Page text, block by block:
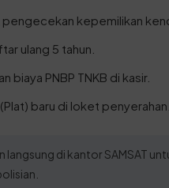
kepemilikan
ulang 5 tahun.
biaya PNBP TNKB di kasir.
baru di loket penyerahan.
langsung di kantor SAMSAT